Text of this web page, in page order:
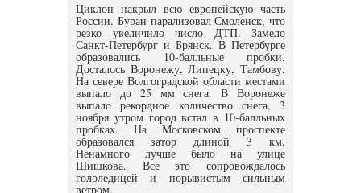
Циклон накрыл всю европейскую часть
России. Буран парализовал Смоленск, что
резко увеличило число ДТП. Замело
Санкт-Петербург и Брянск. В Петербурге
образовались 10-балльные пробки.
Досталось Воронежу, Липецку, Тамбову.
На севере Волгоградской области местами
выпало до 25 мм снега. В Воронеже
выпало рекордное количество снега, 3
ноября утром город встал в 10-балльных
пробках. На Московском проспекте
образовался затор длиной 3 км.
Ненамного лучше было на улице
Шишкова. Все это сопровождалось
гололедицей и порывистым сильным
ветром.